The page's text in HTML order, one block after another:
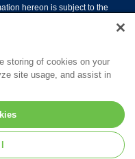
hereon is subject to the
Français
storing of cookies on your
site usage, and assist in